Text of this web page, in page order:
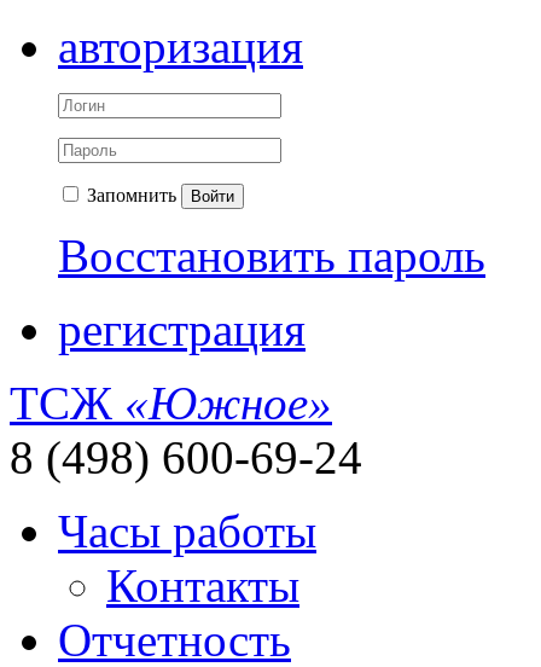
авторизация
Запомнить Войти
Восстановить пароль
регистрация
ТСЖ «Южное»
8 (498) 600-69-24
Часы работы
Контакты
Отчетность